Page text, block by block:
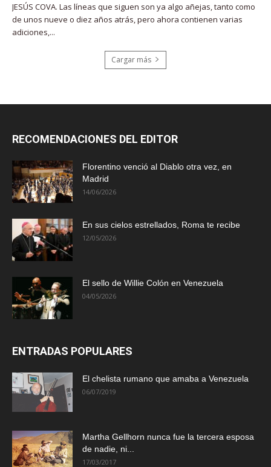
JESÚS COVA. Las líneas que siguen son ya algo añejas, tanto como
de unos nueve o diez años atrás, pero ahora contienen varias
adiciones,...
Cargar más
RECOMENDACIONES DEL EDITOR
Florentino venció al Diablo otra vez, en
Madrid
14/06/2026
En sus cielos estrellados, Roma te recibe
12/05/2026
El sello de Willie Colón en Venezuela
04/05/2026
ENTRADAS POPULARES
El chelista rumano que amaba a Venezuela
06/07/2019
Martha Gellhorn nunca fue la tercera esposa
de nadie, ni...
17/03/2017